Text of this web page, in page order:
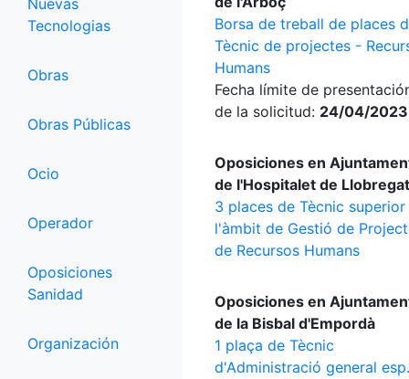
Nuevas
Tecnologias
Obras
Obras Públicas
Ocio
Operador
Oposiciones
Sanidad
Organización
Borsa de treball de places
Tècnic de projectes -
Humans
Fecha límite de
de la solicitud: 24/04/2023
Oposiciones en
de l'Hospitalet de Llobregat
3 places de Tècnic superior
l'àmbit de Gestió de
de Recursos Humans
Oposiciones en
de la Bisbal d'Empordà
1 plaça de Tècnic
d'Administració general esp.